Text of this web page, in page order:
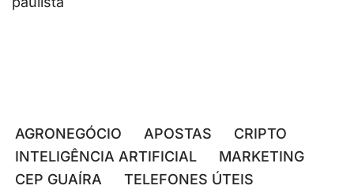
AGRONEGÓCIO APOSTAS
CRIPTO
INTELIGÊNCIA ARTIFICIAL
MARKETING
CEP GUAÍRA
TELEFONES ÚTEIS